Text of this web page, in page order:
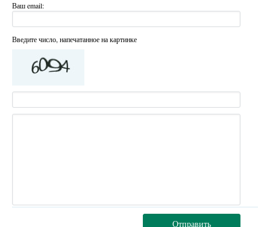
Ваш email:
Введите число, напечатанное на картинке
Отправить